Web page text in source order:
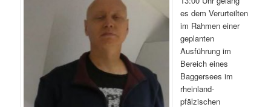
es dem Verurteilten
im Rahmen einer
geplanten
Ausführung im
Bereich eines
Baggersees im
rheinland-
pfälzischen